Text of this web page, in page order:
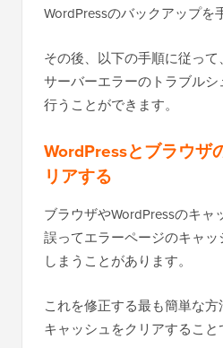
WordPressのバックアップを
その後、以下の手順に従っ
サーバーエラーのトラブル
行うことができます。
WordPressとブラウザ
リアする
ブラウザやWordPressのキャ
誤ってエラーページのキャ
しまうことがあります。
これを修正する最も簡単な
キャッシュをクリアすること